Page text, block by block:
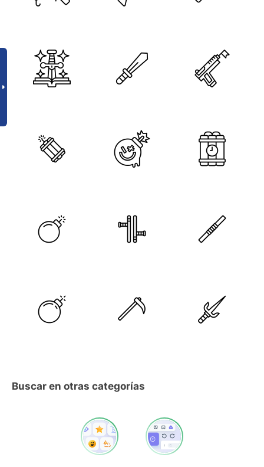
Buscar en otras categorías